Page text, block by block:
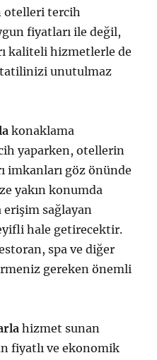
otelleri tercih
fiyatları ile değil,
kaliteli hizmetlerle de
unutulmaz
konaklama
yaparken, otellerin
imkanları göz önünde
yakın konumda
erişim sağlayan
hale getirecektir.
spa ve diğer
gereken önemli
hizmet sunan
fiyatlı ve ekonomik